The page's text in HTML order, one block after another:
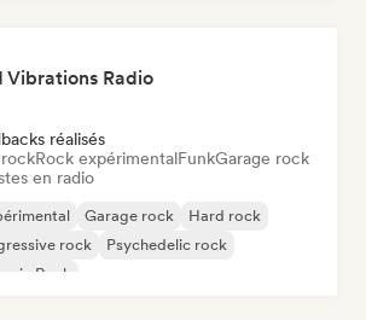
Vibrations Radio
réalisés
Rock expérimentalFunkGarage rock
en radio
Garage rock
Hard rock
rock
Psychedelic rock
Rock